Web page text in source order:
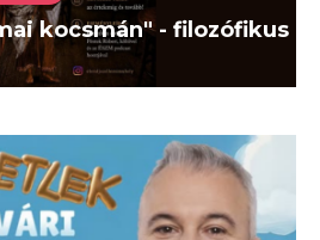
kocsmán" - filozófikus